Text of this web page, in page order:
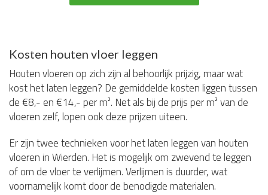
Kosten houten vloer leggen
Houten vloeren op zich zijn al behoorlijk prijzig, maar wat
kost het laten leggen? De gemiddelde kosten liggen tussen
de €8,- en €14,- per m². Net als bij de prijs per m² van de
vloeren zelf, lopen ook deze prijzen uiteen.
Er zijn twee technieken voor het laten leggen van houten
vloeren in Wierden. Het is mogelijk om zwevend te leggen
of om de vloer te verlijmen. Verlijmen is duurder, wat
voornamelijk komt door de benodigde materialen.